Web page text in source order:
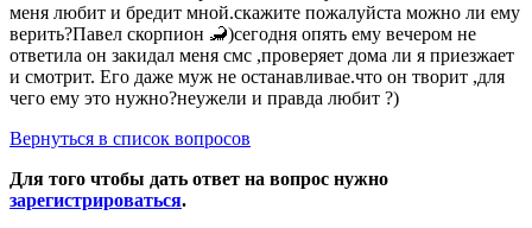
меня любит и бредит мной.скажите пожалуйста можно ли ему
верить?Павел скорпион 🦂)сегодня опять ему вечером не
ответила он закидал меня смс ,проверяет дома ли я приезжает
и смотрит. Его даже муж не останавливае.что он творит ,для
чего ему это нужно?неужели и правда любит ?)
Вернуться в список вопросов
Для того чтобы дать ответ на вопрос нужно
зарегистрироваться.